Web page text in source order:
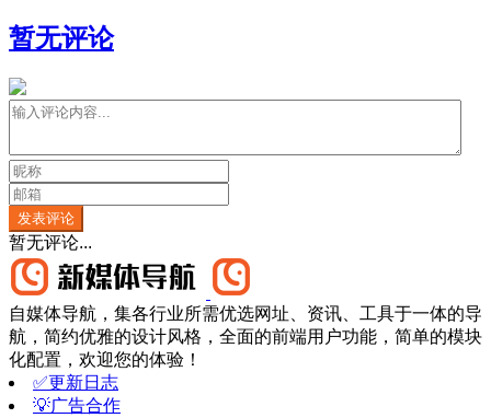
暂无评论
发表评论
暂无评论...
自媒体导航，集各行业所需优选网址、资讯、工具于一体的导
航，简约优雅的设计风格，全面的前端用户功能，简单的模块
化配置，欢迎您的体验！
✅更新日志
💡广告合作